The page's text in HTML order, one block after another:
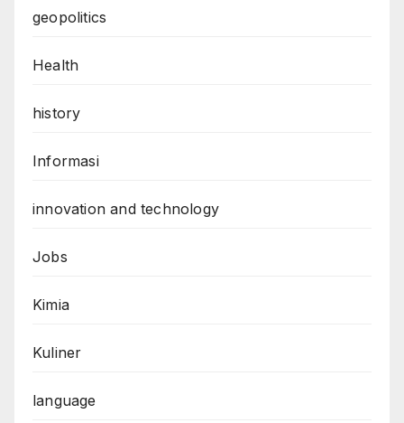
geopolitics
Health
history
Informasi
innovation and technology
Jobs
Kimia
Kuliner
language